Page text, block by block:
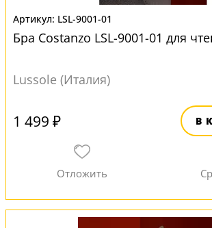
LSL-9001-01
Бра Costanzo LSL-9001-01 для
Lussole (Италия)
1 499 ₽ В